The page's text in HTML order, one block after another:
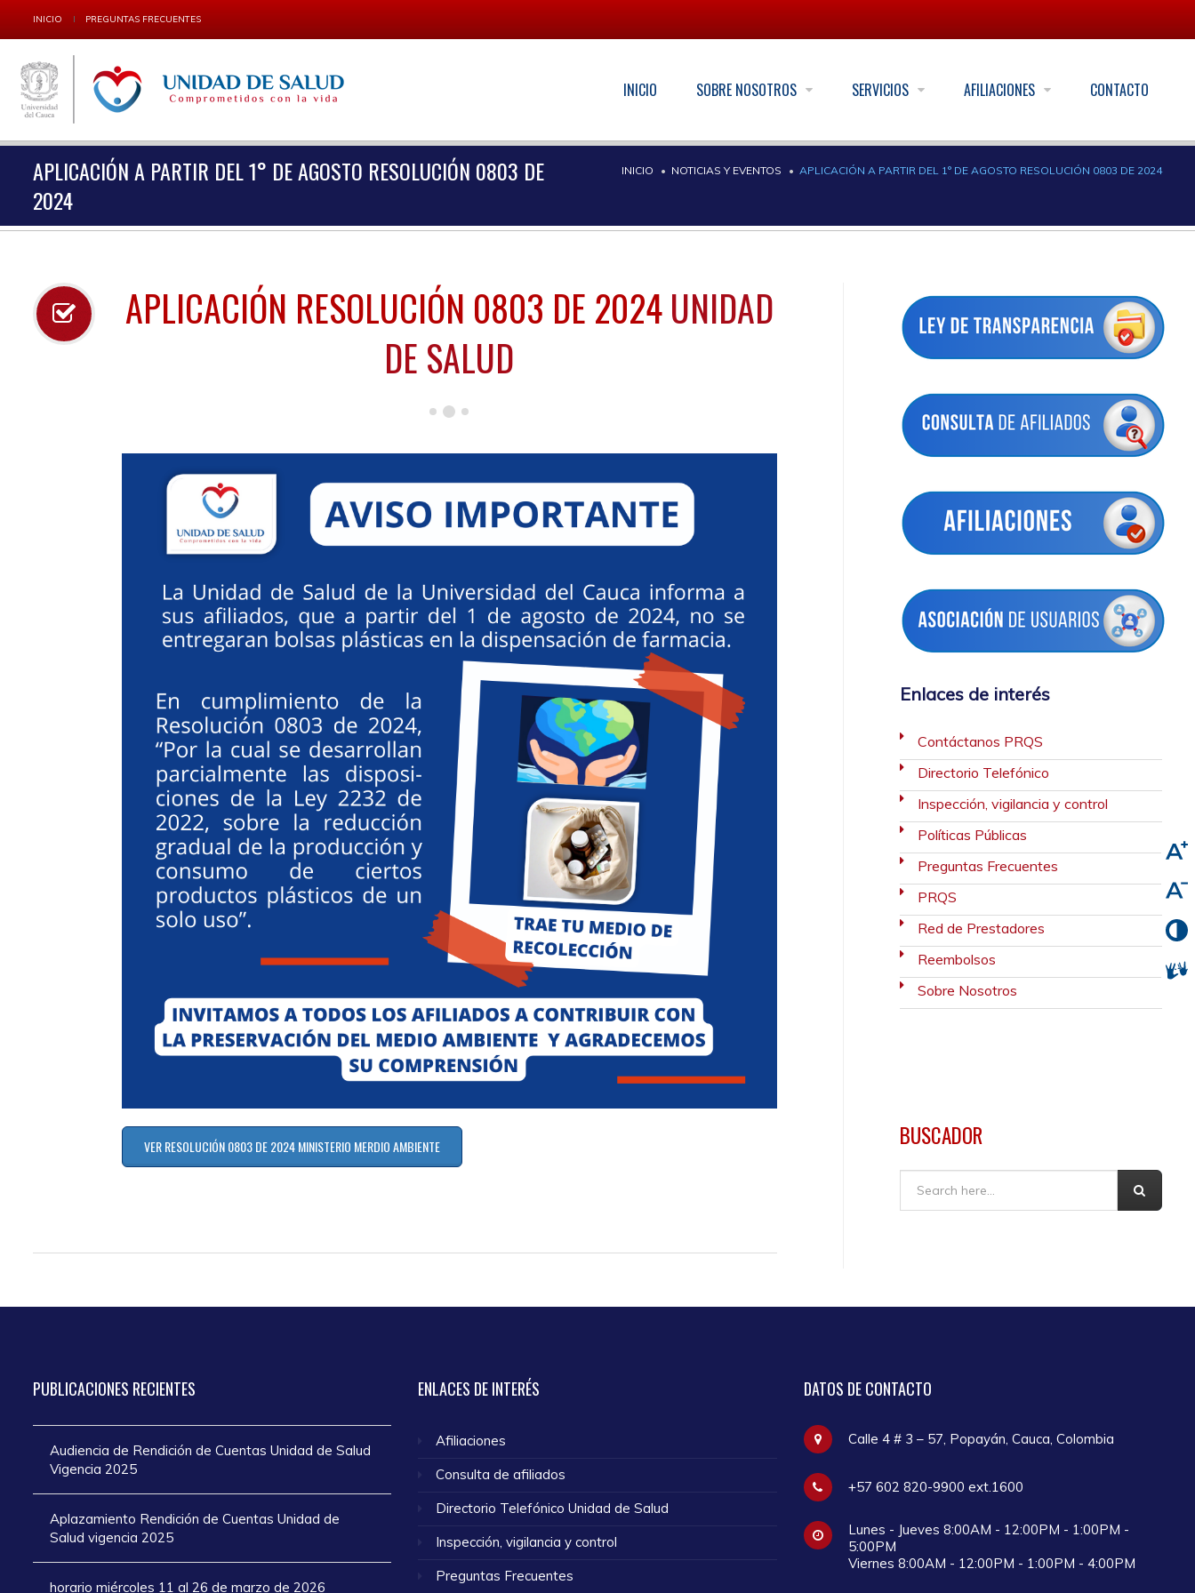
INICIO PREGUNTAS FRECUENTES
INICIO SOBRE NOSOTROS SERVICIOS AFILIACIONES CONTACTO
APLICACIÓN A PARTIR DEL 1° DE AGOSTO RESOLUCIÓN 0803 DE
2024
INICIO NOTICIAS Y EVENTOS APLICACIÓN A PARTIR DEL 1° DE AGOSTO RESOLUCIÓN 0803 DE 2024
APLICACIÓN RESOLUCIÓN 0803 DE 2024UNIDAD
DE SALUD
VER RESOLUCIÓN 0803 DE 2024 MINISTERIO MERDIO AMBIENTE
Enlaces de interés
Contáctanos PRQS
Directorio Telefónico
Inspección, vigilancia y control
Políticas Públicas
Preguntas Frecuentes
PRQS
Red de Prestadores
Reembolsos
Sobre Nosotros
BUSCADOR
Buscar
PUBLICACIONES RECIENTES
Audiencia de Rendición de Cuentas Unidad de Salud
Vigencia 2025
Aplazamiento Rendición de Cuentas Unidad de
Salud vigencia 2025
horario miércoles 11 al 26 de marzo de 2026
ENLACES DE INTERÉS
Afiliaciones
Consulta de afiliados
Directorio Telefónico Unidad de Salud
Inspección, vigilancia y control
Preguntas Frecuentes
DATOS DE CONTACTO
Calle 4 # 3 – 57, Popayán, Cauca, Colombia
+57 602 820-9900 ext.1600
Lunes - Jueves 8:00AM - 12:00PM - 1:00PM -
5:00PM
Viernes 8:00AM - 12:00PM - 1:00PM - 4:00PM